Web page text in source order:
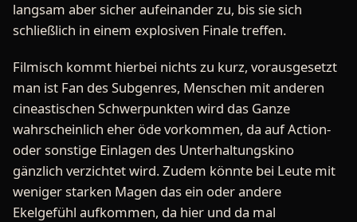
langsam aber sicher aufeinander zu, bis sie sich
schließlich in einem explosiven Finale treffen.
Filmisch kommt hierbei nichts zu kurz, vorausgesetzt
man ist Fan des Subgenres, Menschen mit anderen
cineastischen Schwerpunkten wird das Ganze
wahrscheinlich eher öde vorkommen, da auf Action-
oder sonstige Einlagen des Unterhaltungskino
gänzlich verzichtet wird. Zudem könnte bei Leute mit
weniger starken Magen das ein oder andere
Ekelgefühl aufkommen, da hier und da mal